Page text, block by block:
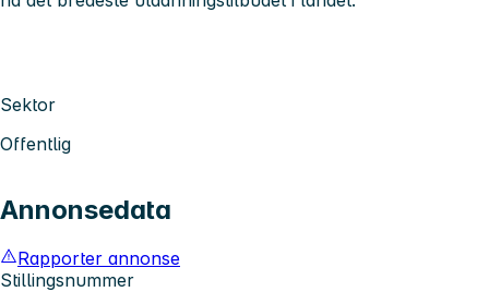
Sektor
Offentlig
Annonsedata
Rapporter annonse
Stillingsnummer